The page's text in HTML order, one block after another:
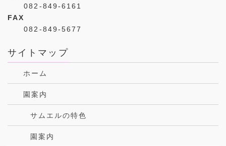
082-849-6161
FAX
082-849-5677
サイトマップ
ホーム
園案内
サムエルの特色
園案内